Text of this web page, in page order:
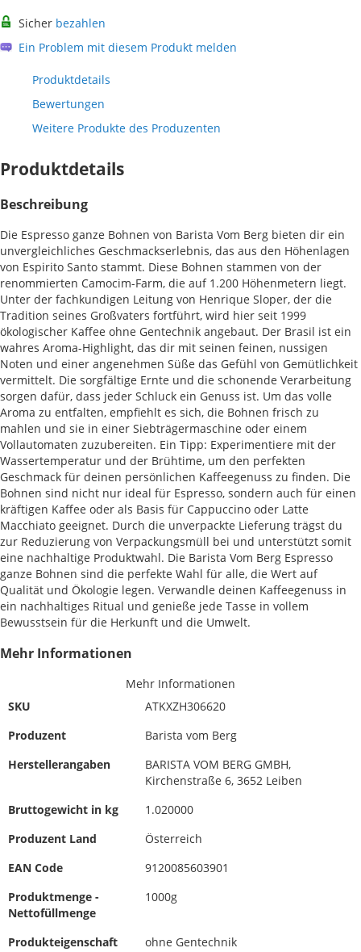
Sicher bezahlen
Ein Problem mit diesem Produkt melden
Produktdetails
Bewertungen
Weitere Produkte des Produzenten
Produktdetails
Beschreibung
Die Espresso ganze Bohnen von Barista Vom Berg bieten dir ein
unvergleichliches Geschmackserlebnis, das aus den Höhenlagen
von Espirito Santo stammt. Diese Bohnen stammen von der
renommierten Camocim-Farm, die auf 1.200 Höhenmetern liegt.
Unter der fachkundigen Leitung von Henrique Sloper, der die
Tradition seines Großvaters fortführt, wird hier seit 1999
ökologischer Kaffee ohne Gentechnik angebaut. Der Brasil ist ein
wahres Aroma-Highlight, das dir mit seinen feinen, nussigen
Noten und einer angenehmen Süße das Gefühl von Gemütlichkeit
vermittelt. Die sorgfältige Ernte und die schonende Verarbeitung
sorgen dafür, dass jeder Schluck ein Genuss ist. Um das volle
Aroma zu entfalten, empfiehlt es sich, die Bohnen frisch zu
mahlen und sie in einer Siebträgermaschine oder einem
Vollautomaten zuzubereiten. Ein Tipp: Experimentiere mit der
Wassertemperatur und der Brühtime, um den perfekten
Geschmack für deinen persönlichen Kaffeegenuss zu finden. Die
Bohnen sind nicht nur ideal für Espresso, sondern auch für einen
kräftigen Kaffee oder als Basis für Cappuccino oder Latte
Macchiato geeignet. Durch die unverpackte Lieferung trägst du
zur Reduzierung von Verpackungsmüll bei und unterstützt somit
eine nachhaltige Produktwahl. Die Barista Vom Berg Espresso
ganze Bohnen sind die perfekte Wahl für alle, die Wert auf
Qualität und Ökologie legen. Verwandle deinen Kaffeegenuss in
ein nachhaltiges Ritual und genieße jede Tasse in vollem
Bewusstsein für die Herkunft und die Umwelt.
Mehr Informationen
Mehr Informationen
SKU
ATKXZH306620
Produzent
Barista vom Berg
Herstellerangaben
BARISTA VOM BERG GMBH,
Kirchenstraße 6, 3652 Leiben
Bruttogewicht in kg
1.020000
Produzent Land
Österreich
EAN Code
9120085603901
Produktmenge -
Nettofüllmenge
1000g
Produkteigenschaft ohne Gentechnik